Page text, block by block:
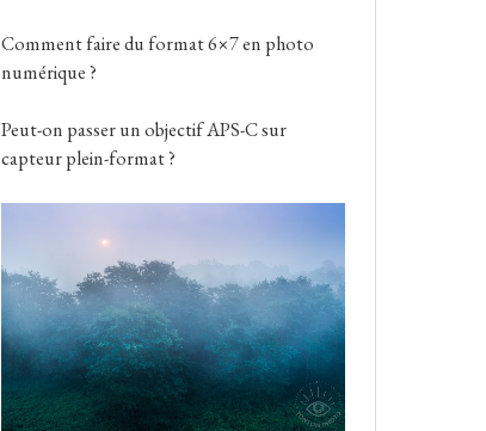
Comment faire du format 6×7 en photo
numérique ?
Peut-on passer un objectif APS-C sur
capteur plein-format ?